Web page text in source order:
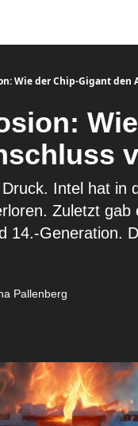
Wie der Chip-Gigant den
Intel hat in
Zuletzt gab
14.-Generation.
Pallenberg